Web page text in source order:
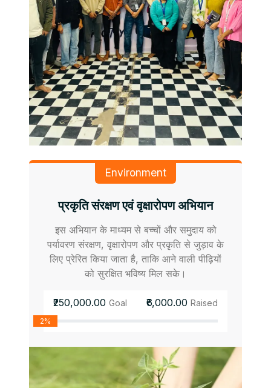
Environment
प्रकृति संरक्षण एवं वृक्षारोपण अभियान
इस अभियान के माध्यम से बच्चों और समुदाय को
पर्यावरण संरक्षण, वृक्षारोपण और प्रकृति से जुड़ाव के
लिए प्रेरित किया जाता है, ताकि आने वाली पीढ़ियों
को सुरक्षित भविष्य मिल सके।
₹250,000.00 Goal ₹6,000.00 Raised
2%